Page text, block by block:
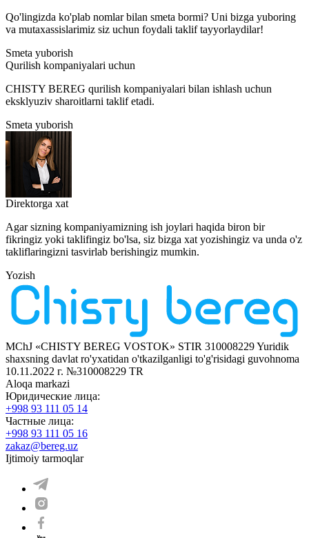
Qo'lingizda ko'plab nomlar bilan smeta bormi? Uni bizga yuboring
va mutaxassislarimiz siz uchun foydali taklif tayyorlaydilar!
Smeta yuborish
Qurilish kompaniyalari uchun
CHISTY BEREG qurilish kompaniyalari bilan ishlash uchun
eksklyuziv sharoitlarni taklif etadi.
Smeta yuborish
Direktorga xat
Agar sizning kompaniyamizning ish joylari haqida biron bir
fikringiz yoki taklifingiz bo'lsa, siz bizga xat yozishingiz va unda o'z
takliflaringizni tasvirlab berishingiz mumkin.
Yozish
MChJ «CHISTY BEREG VOSTOK» STIR 310008229Yuridik
shaxsning davlat ro'yxatidan o'tkazilganligi to'g'risidagi guvohnoma
10.11.2022 г. №310008229 TR
Aloqa markazi
Юридические лица:
+998 93 111 05 14
Частные лица:
+998 93 111 05 16
zakaz@bereg.uz
Ijtimoiy tarmoqlar